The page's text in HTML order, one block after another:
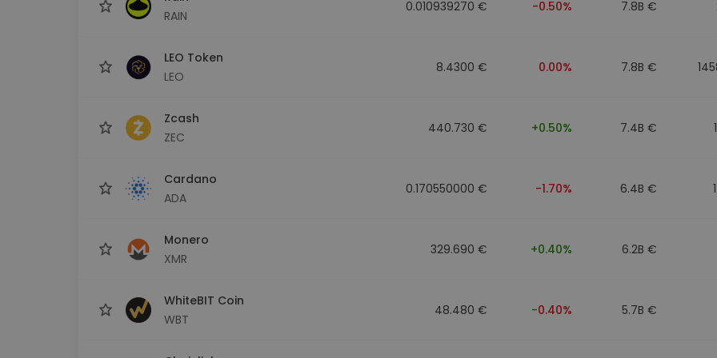
RAIN
0.010939270 € -0.50% 7.8B €
LEO Token
LEO
8.4300 € 0.00% 7.8B €
Zcash
ZEC
440.730 € +0.50% 7.4B €
Cardano
ADA
0.170550000 € -1.70% 6.4B €
Monero
XMR
329.690 € +0.40% 6.2B €
WhiteBIT Coin
WBT
48.480 € -0.40% 5.7B €